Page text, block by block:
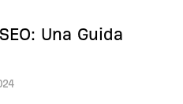
Una Guida